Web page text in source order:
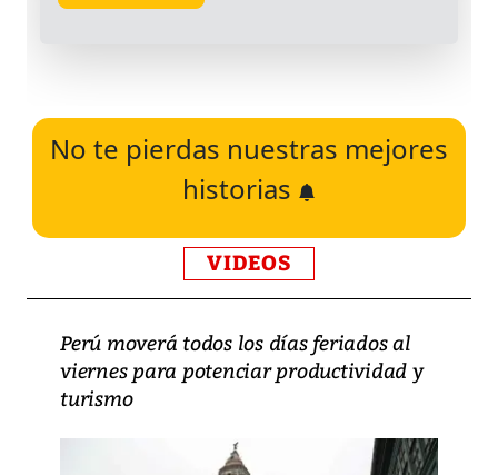
No te pierdas nuestras mejores
historias
VIDEOS
Perú moverá todos los días feriados al
viernes para potenciar productividad y
turismo